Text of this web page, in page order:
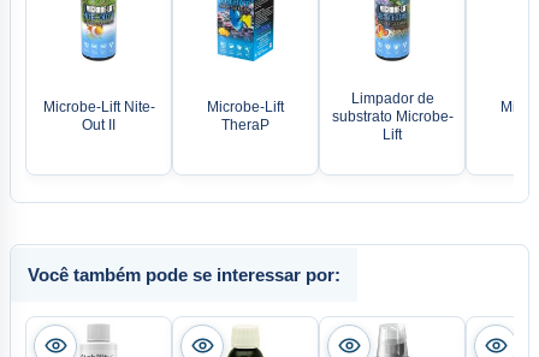
Microbe-Lift Nite-
Out II
Microbe-Lift
TheraP
Limpador de
substrato Microbe-
Lift
Você também pode se interessar por: